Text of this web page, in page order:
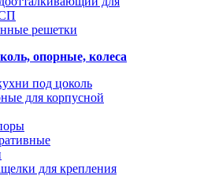
решетки
опорные, колеса
под цоколь
для корпусной
для крепления